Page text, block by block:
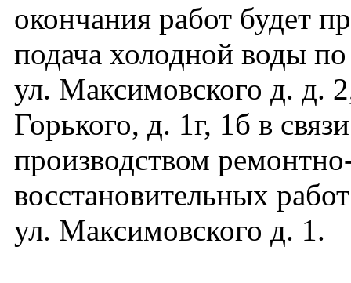
окончания работ будет
подача холодной воды
ул. Максимовского д. д.
Горького, д. 1г, 1б в
производством
восстановительных
ул. Максимовского д. 1.